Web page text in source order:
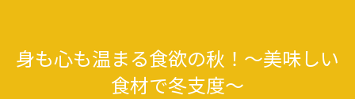
身も心も温まる食欲の秋！～美味しい
食材で冬支度～